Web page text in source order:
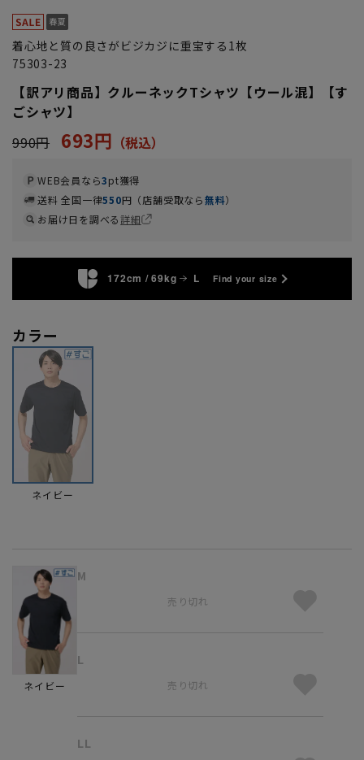
着心地と質の良さがビジカジに重宝する1枚
75303-23
【訳アリ商品】クルーネックTシャツ【ウール混】【す
ごシャツ】
990円
693円
WEB会員なら3pt獲得
送料 全国一律550円（店舗受取なら無料）
お届け日を調べる詳細
172cm / 69kg L Find your size
カラー
ネイビー
ネイビー
M
売り切れ
L
売り切れ
LL